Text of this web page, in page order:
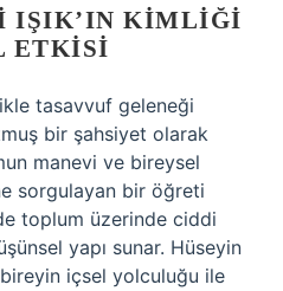
IŞIK’IN KIMLIĞI
ETKISI
tasavvuf geleneği
bir şahsiyet olarak
manevi ve bireysel
sorgulayan bir öğreti
toplum üzerinde ciddi
yapı sunar. Hüseyin
bireyin içsel yolculuğu ile